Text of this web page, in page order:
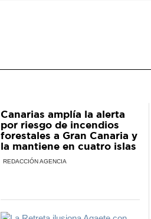
Canarias amplía la alerta
por riesgo de incendios
forestales a Gran Canaria y
la mantiene en cuatro islas
REDACCIÓN AGENCIA